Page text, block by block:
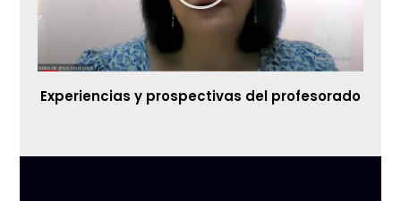
Experiencias y prospectivas del profesorado